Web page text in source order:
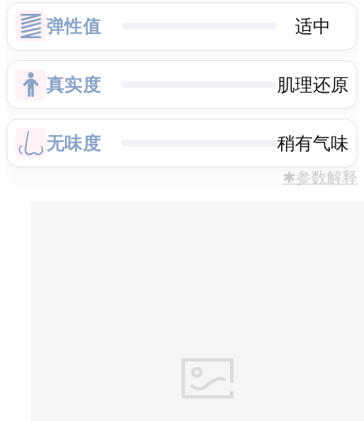
弹性值 适中
真实度 肌理还原
无味度 稍有气味
✱参数解释